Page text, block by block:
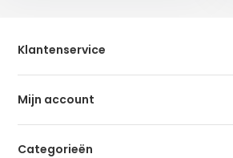
Klantenservice
Mijn account
Categorieën